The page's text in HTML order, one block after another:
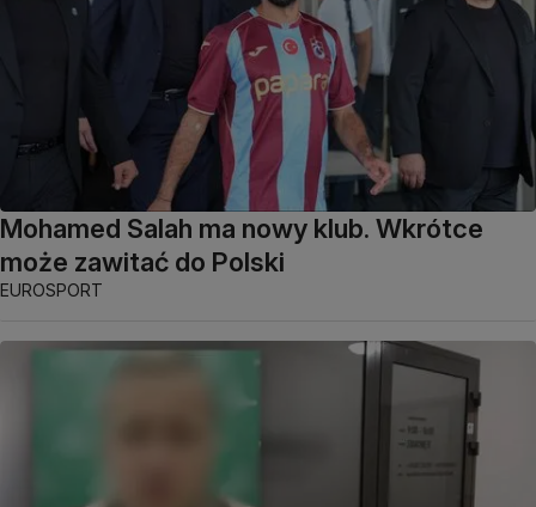
Mohamed Salah ma nowy klub. Wkrótce
może zawitać do Polski
EUROSPORT